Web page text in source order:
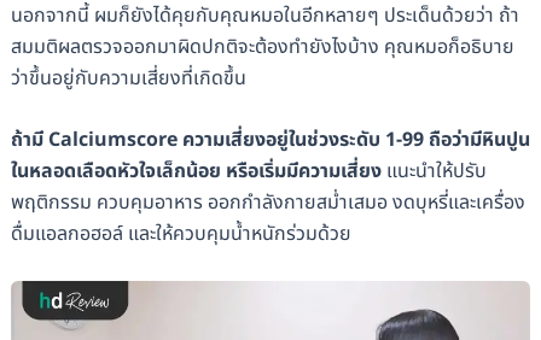
นอกจากนี้ ผมก็ยังได้คุยกับคุณหมอในอีกหลายๆ ประเด็นด้วยว่า ถ้า
สมมติผลตรวจออกมาผิดปกติจะต้องทำยังไงบ้าง คุณหมอก็อธิบาย
ว่าขึ้นอยู่กับความเสี่ยงที่เกิดขึ้น
ถ้ามี Calciumscore ความเสี่ยงอยู่ในช่วงระดับ 1-99 ถือว่ามีหินปูน
ในหลอดเลือดหัวใจเล็กน้อย หรือเริ่มมีความเสี่ยง แนะนำให้ปรับ
พฤติกรรม ควบคุมอาหาร ออกกำลังกายสม่ำเสมอ งดบุหรี่และเครื่อง
ดื่มแอลกอฮอล์ และให้ควบคุมน้ำหนักร่วมด้วย